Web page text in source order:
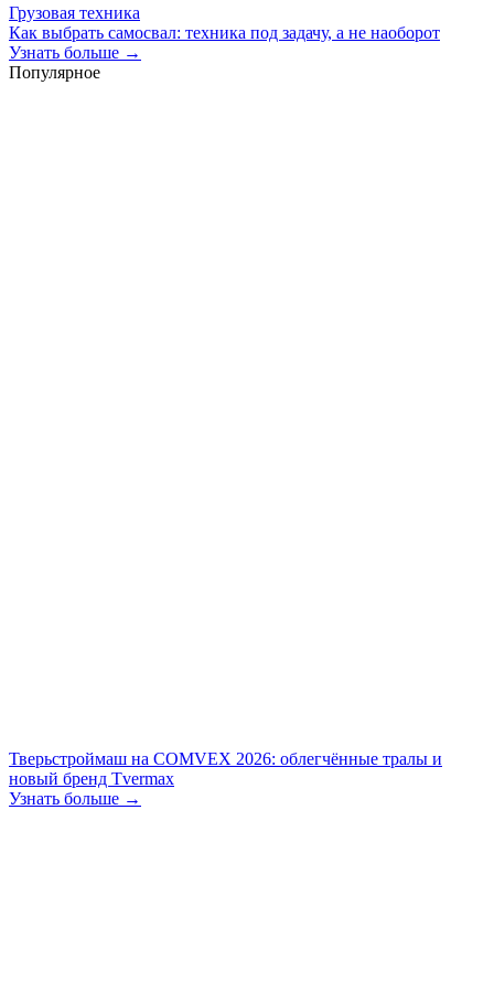
Грузовая техника
Как выбрать самосвал: техника под задачу, а не наоборот
Узнать больше →
Популярное
Тверьстроймаш на COMVEX 2026: облегчённые тралы и
новый бренд Tvermax
Узнать больше →